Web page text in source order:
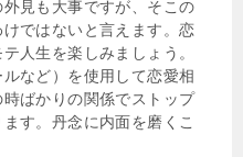
見も大事ですが、そこの
ではないと言えます。恋
人生を楽しみましょう。
など）を使用して恋愛相
ばかりの関係でストップ
す。丹念に内面を磨くこ